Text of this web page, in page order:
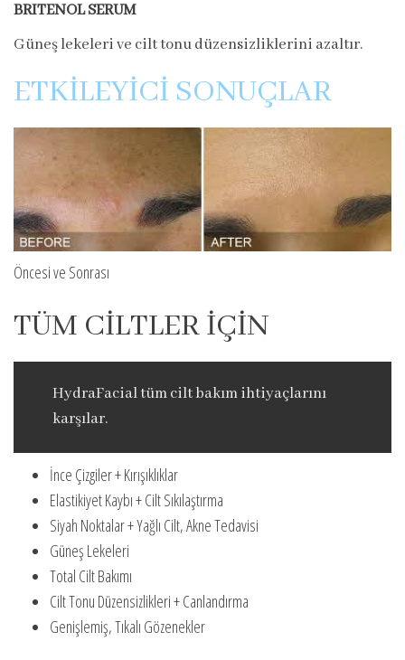
BRITENOL SERUM
Güneş lekeleri ve cilt tonu düzensizliklerini azaltır.
ETKİLEYİCİ SONUÇLAR
Öncesi ve Sonrası
TÜM CİLTLER İÇİN
HydraFacial tüm cilt bakım ihtiyaçlarını
karşılar.
İnce Çizgiler + Kırışıklıklar
Elastikiyet Kaybı + Cilt Sıkılaştırma
Siyah Noktalar + Yağlı Cilt, Akne Tedavisi
Güneş Lekeleri
Total Cilt Bakımı
Cilt Tonu Düzensizlikleri + Canlandırma
Genişlemiş, Tıkalı Gözenekler